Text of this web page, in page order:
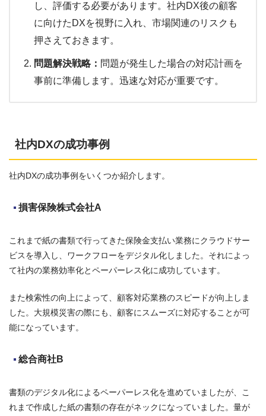
し、評価する必要があります。社内DX後の顧客
に向けたDXを視野に入れ、市場関連のリスクも
押さえておきます。
問題解決戦略： 問題が発生した場合の対応計画を
事前に準備します。迅速な対応が重要です。
社内DXの成功事例
社内DXの成功事例をいくつか紹介します。
損害保険株式会社A
これまで紙の書類で行ってきた保険金支払い業務にクラウドサー
ビスを導入し、ワークフローをデジタル化しました。それによっ
て社内の業務効率化とペーパーレス化に成功しています。
また検索性の向上によって、顧客対応業務のスピードが向上しま
した。大規模災害の際にも、顧客にスムーズに対応することが可
能になっています。
総合商社B
書類のデジタル化によるペーパーレス化を進めていましたが、こ
れまで作成した紙の書類の存在がネックになっていました。量が